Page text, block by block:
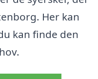
Her kan
kan finde den